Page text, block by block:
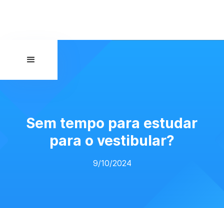
Sem tempo para estudar
para o vestibular?
9/10/2024